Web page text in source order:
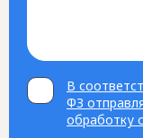
В
ФЗ
обработку